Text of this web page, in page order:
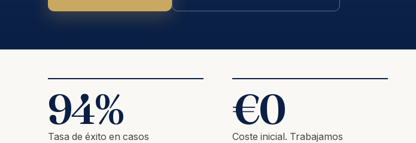
94%
Tasa de éxito en casos
€0
Coste inicial. Trabajamos